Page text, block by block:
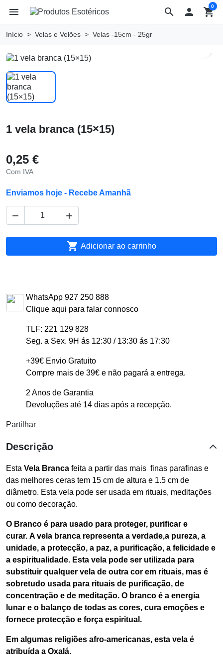
search
menu  shopping_cart
0
Início Velas e Velões Velas -15cm - 25gr
1 vela branca (15×15)
0,25 €
Com IVA
Enviamos hoje - Recebe Amanhã
 
 Adicionar ao carrinho
WhatsApp 927 250 888
Clique aqui para falar connosco
TLF: 221 129 828
Seg. a Sex. 9H ás 12:30 / 13:30 ás 17:30
+39€ Envio Gratuito
Compre mais de 39€ e não pagará a entrega.
2 Anos de Garantia
Devoluções até 14 dias após a recepção.
Partilhar
Descrição
Esta Vela Branca feita a partir das mais finas parafinas e
das melhores ceras tem 15 cm de altura e 1.5 cm de
diâmetro. Esta vela pode ser usada em rituais, meditações
ou como decoração.
O Branco é para usado para proteger, purificar e
curar. A vela branca representa a verdade,a pureza, a
unidade, a protecção, a paz, a purificação, a felicidade e
a espiritualidade. Esta vela pode ser utilizada para
substituir qualquer vela de outra cor em rituais, mas é
sobretudo usada para rituais de purificação, de
concentração e de meditação. O branco é a energia
lunar e o balanço de todas as cores, cura emoções e
fornece protecção e força espiritual.
Em algumas religiões afro-americanas, esta vela é
atribuída a Oxalá.